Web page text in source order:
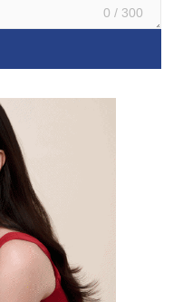
0 / 300